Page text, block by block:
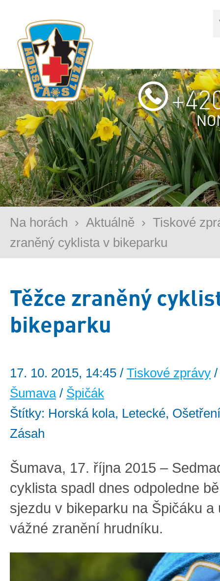
Na horách › Aktuálně › Tiskové
zraněný cyklista v bikeparku
Těžce zraněný
bikeparku
17. 10. 2015, 14:45 / Tiskové zprávy
Šumava/ Špičák
Štítky: Horská kola, Letecké,
Zásah
Šumava, 17. října 2015 –
cyklista spadl dnes odpoledne
sjezdu v bikeparku na Špičáku a
vážné zranění hrudníku.